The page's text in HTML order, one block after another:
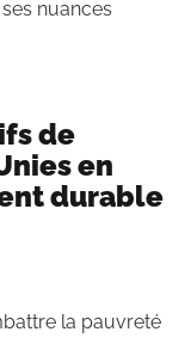
nuances
de
en
durable
la pauvreté